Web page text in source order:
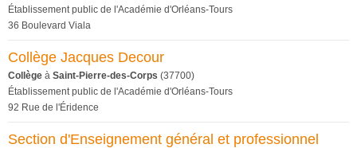
Établissement public de l'Académie d'Orléans-Tours
36 Boulevard Viala
Collège Jacques Decour
Collège à Saint-Pierre-des-Corps (37700)
Établissement public de l'Académie d'Orléans-Tours
92 Rue de l'Éridence
Section d'Enseignement général et professionnel